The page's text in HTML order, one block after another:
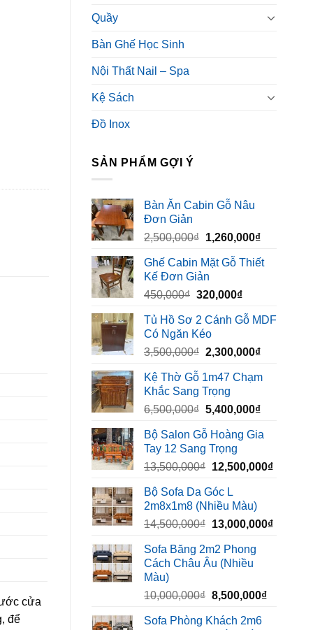
Quầy
Bàn Ghế Học Sinh
Nội Thất Nail – Spa
Kệ Sách
Đồ Inox
SẢN PHẨM GỢI Ý
Bàn Ăn Cabin Gỗ Nâu
Đơn Giản
2,500,000₫ Giá
là:
2,500,000₫.
1,260,000₫Giá
tại
Ghế Cabin Mặt Gỗ Thiết
Kế Đơn Giản
450,000₫ Giá
là:
450,000₫.
320,000₫Giá
tại
320,000₫.
Tủ Hồ Sơ 2 Cánh Gỗ MDF
Có Ngăn Kéo
3,500,000₫ Giá
là:
3,500,000₫.
2,300,000₫Giá
tại
Kệ Thờ Gỗ 1m47 Chạm
Khắc Sang Trọng
6,500,000₫ Giá
là:
6,500,000₫.
5,400,000₫Giá
tại
Bộ Salon Gỗ Hoàng Gia
Tay 12 Sang Trọng
13,500,000₫ Giá
là:
13,500,000₫.
12,500,000₫Giá
Bộ Sofa Da Góc L
2m8x1m8 (Nhiều Màu)
14,500,000₫ Giá
là:
14,500,000₫.
13,000,000₫Giá
Sofa Băng 2m2 Phong
Cách Châu Âu (Nhiều
Màu)
10,000,000₫ Giá
là:
8,500,000₫Giá
Sofa Phòng Khách 2m6
cửa
để